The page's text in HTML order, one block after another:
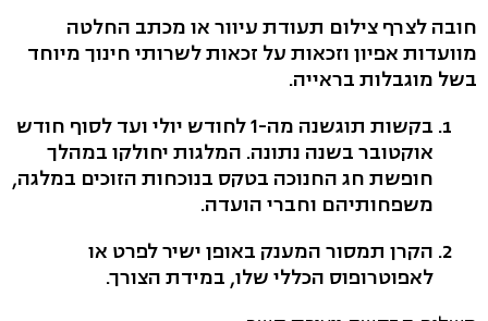
חובה לצרף צילום תעודת עיוור או מכתב החלטה
מוועדות אפיון וזכאות על זכאות לשרותי חינוך מיוחד
בשל מוגבלות בראייה.
בקשות תוגשנה מה-1 לחודש יולי ועד לסוף חודש
אוקטובר בשנה נתונה. המלגות יחולקו במהלך
חופשת חג החנוכה בטקס בנוכחות הזוכים במלגה,
משפחותיהם וחברי הועדה.
הקרן תמסור המענק באופן ישיר לפרט או
לאפוטרופוס הכללי שלו, במידת הצורך.